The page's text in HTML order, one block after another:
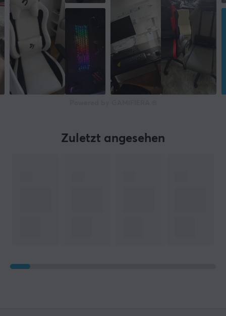
GRÖSSE UND GEWICHT
Empfohlene höhe
155-190 cm
Tragfähigkeit
120 kg
Gewicht
Zuletzt angesehen